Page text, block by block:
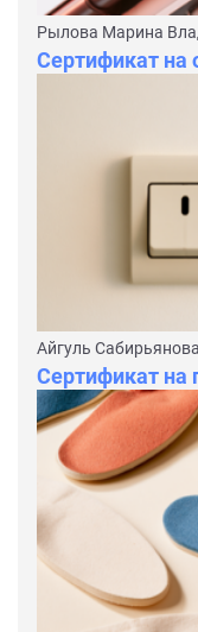
Рылова Марина
Сертификат на
Айгуль Сабирьянова
Сертификат на